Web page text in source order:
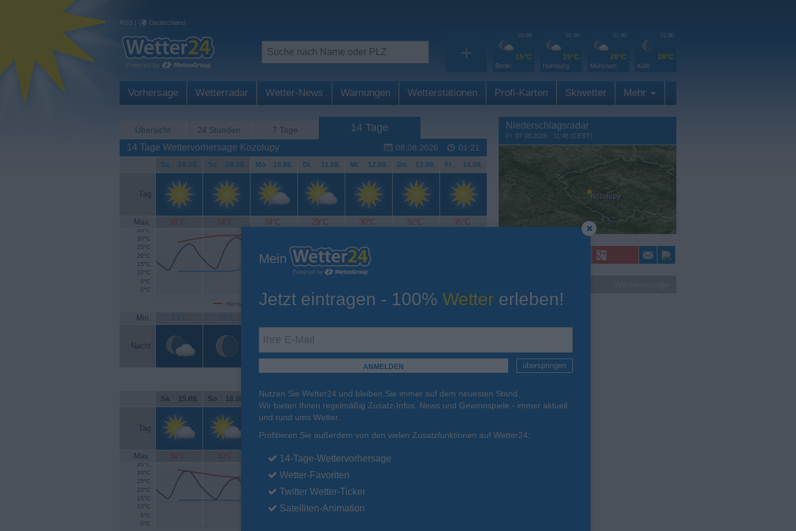
RSS | Deutschland
+
01:00
15°C
Berlin
01:00
15°C
Hamburg
01:00
20°C
München
01:00
18°C
Köln
Vorhersage Wetterradar Wetter-News Warnungen Wetterstationen Profi-Karten Skiwetter Mehr
Übersicht 24 Stunden 7 Tage 14 Tage
08.08.2026 01:21
14 Tage Wettervorhersage Kozolupy
Sa. 08.08. So. 09.08. Mo. 10.08. Di. 11.08. Mi. 12.08. Do. 13.08. Fr. 14.08.
Tag
Max. 30°C 34°C 34°C 29°C 30°C 32°C 35°C
Höchsttemperatur Tiefsttemperatur Aktuelle Temperatur
0°C
5°C
10°C
15°C
20°C
25°C
30°C
35°C
Min. 13°C 13°C
Nacht
Sa. 15.08. So. 16.08. Mo. 17.08. Di . 18.08. Mi. 19.08. Do. 20.08. Fr . 21.08.
Tag
Max. 34°C 30°C 28°C 29°C 29°C
0°C
5°C
10°C
15°C
20°C
25°C
30°C
35°C
Niederschlagsradar
Fr. 07.08.2026 - 11:45 (CEST)
Kozolupy
Mein
Jetzt eintragen - 100% Wetter erleben!
überspringen
Nutzen Sie Wetter24 und bleiben Sie immer auf dem neuesten Stand.
Wir bieten Ihnen regelmäßig Zusatz-Infos, News und Gewinnspiele - immer aktuell
und rund ums Wetter.
Profitieren Sie außerdem von den vielen Zusatzfunktionen auf Wetter24:
14-Tage-Wettervorhersage
Wetter-Favoriten
Twitter Wetter-Ticker
Satelliten-Animation